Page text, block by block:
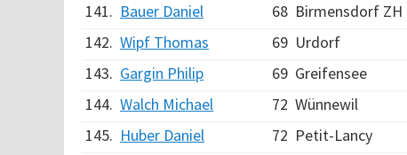
141. Bauer Daniel 68 Birmensdorf ZH
142. Wipf Thomas 69 Urdorf
143. Gargin Philip 69 Greifensee
144. Walch Michael 72 Wünnewil
145. Huber Daniel 72 Petit-Lancy